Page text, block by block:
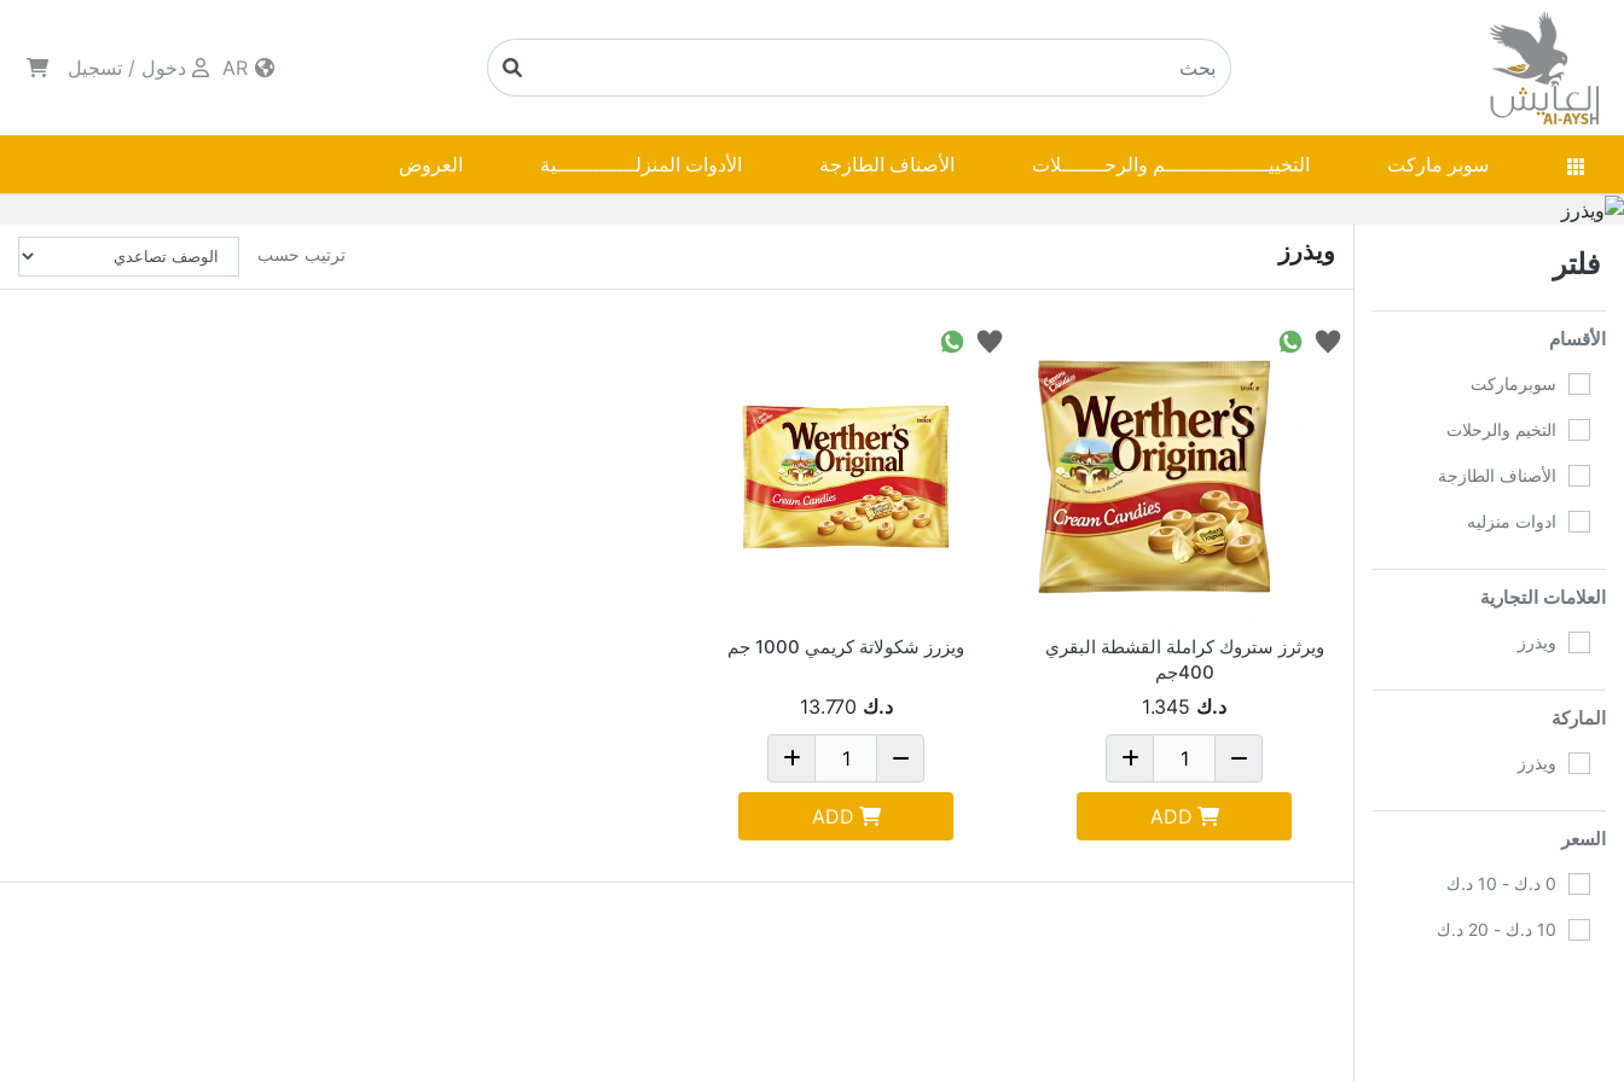
دخول / تسجيل
سوبر ماركت التخييـــــــــــــــــم والرحـــــــلات الأصناف الطازجة الأدوات المنزلـــــــــــــية العروض
فلتر
الأقسام
سوبرماركت
التخيم والرحلات
الأصناف الطازجة
ادوات منزليه
العلامات التجارية
ويذرز
الماركة
ويذرز
السعر
0 د.ك - 10 د.ك
10 د.ك - 20 د.ك
ويذرز ترتيب حسب
ويرثرز ستروك كراملة القشطة البقري
400جم
د.ك 1.345
ADD
ويزرز شكولاتة كريمي 1000 جم
د.ك 13.770
ADD